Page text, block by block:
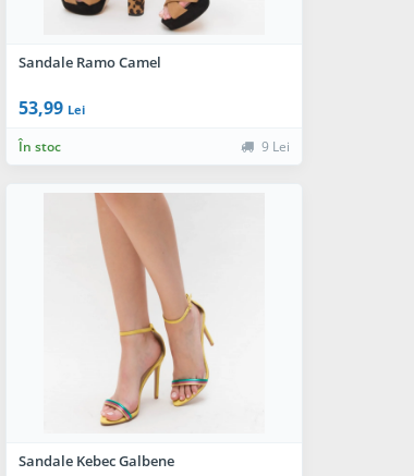
Sandale Ramo Camel
53,99 Lei
În stoc 9 Lei
Sandale Kebec Galbene